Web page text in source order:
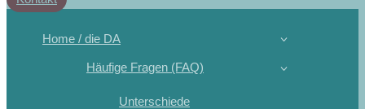
Home / die DA
Häufige Fragen (FAQ)
Unterschiede